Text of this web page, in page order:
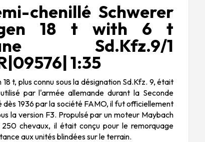
chenillé Schwerer
18 t with 6 t
Sd.Kfz.9/1
1:35
t, plus connu sous la désignation Sd.Kfz. 9, était
par l'armée allemande durant la Seconde
1936 par la société FAMO, il fut officiellement
la version F3. Propulsé par un moteur Maybach
250 chevaux, il était conçu pour le remorquage
aux unités blindées sur le terrain.